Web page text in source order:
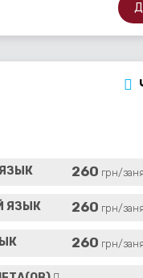
260 грн/
ЯЗЫК 260 грн/
260 грн/